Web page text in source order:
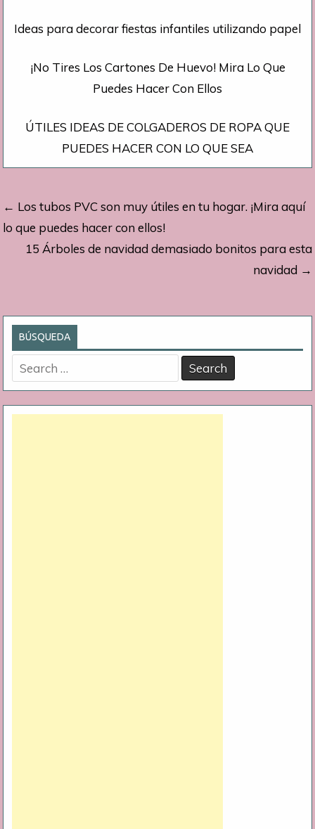
Ideas para decorar fiestas infantiles utilizando papel
¡No Tires Los Cartones De Huevo! Mira Lo Que
Puedes Hacer Con Ellos
ÚTILES IDEAS DE COLGADEROS DE ROPA QUE
PUEDES HACER CON LO QUE SEA
Navegación
de
entradas
← Los tubos PVC son muy útiles en tu hogar. ¡Mira aquí
lo que puedes hacer con ellos!
15 Árboles de navidad demasiado bonitos para esta
navidad →
BÚSQUEDA
Search
for: